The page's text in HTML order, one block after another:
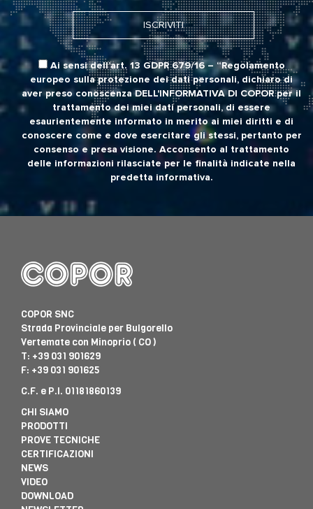
Ai sensi dell’art. 13 GDPR 679/16 – “Regolamento
europeo sulla protezione dei dati personali, dichiaro di
aver preso conoscenzaDELL'INFORMATIVA DI COPORper il
trattamento dei miei dati personali, di essere
esaurientemente informato in merito ai miei diritti e di
conoscere come e dove esercitare gli stessi, pertanto per
consenso e presa visione. Acconsento al trattamento
delle informazioni rilasciate per le finalità indicate nella
predetta informativa.
COPOR SNC
Strada Provinciale per Bulgorello
Vertemate con Minoprio ( CO )
T: +39 031 901629
F: +39 031 901625
C.F. e P.I. 01181860139
CHI SIAMO
PRODOTTI
PROVE TECNICHE
CERTIFICAZIONI
NEWS
VIDEO
DOWNLOAD